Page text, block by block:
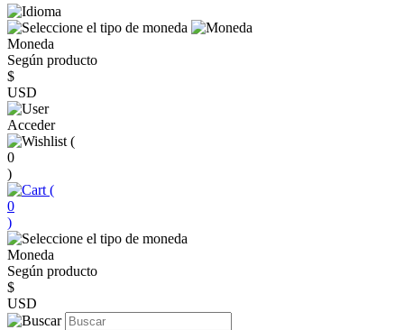
Moneda
Según producto
$
USD
Acceder
(
0
)
(
0
)
Moneda
Según producto
$
USD